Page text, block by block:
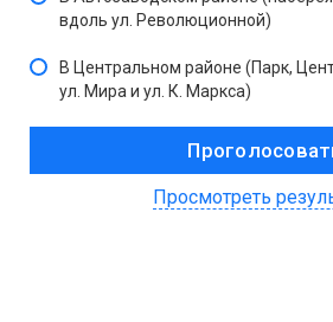
вдоль ул. Революционной)
В Центральном районе (Парк,
ул. Мира и ул. К. Маркса)
Просмотреть